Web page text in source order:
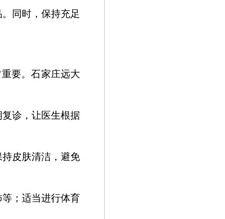
同时，保持充足
要。石家庄远大
诊，让医生根据
皮肤清洁，避免
；适当进行体育